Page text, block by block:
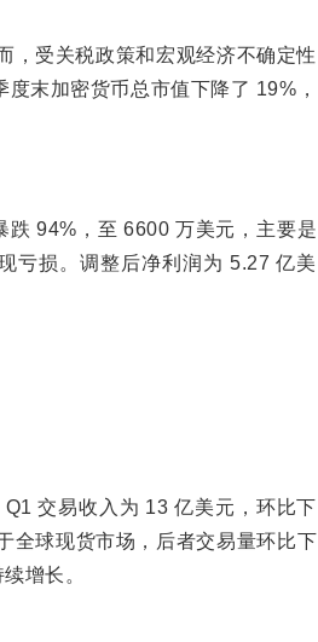
，受关税政策和宏观经济不确定性
末加密货币总市值下降了 19%，
94%，至 6600 万美元，主要是
亏损。调整后净利润为 5.27 亿美
交易收入为 13 亿美元，环比下
全球现货市场，后者交易量环比下
增长。